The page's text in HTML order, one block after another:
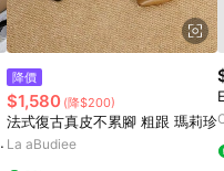
降價
$1,580 (降$200)
法式復古真皮不累腳 粗跟 瑪莉珍
La aBudiee